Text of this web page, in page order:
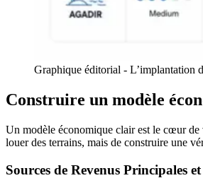
Graphique éditorial - L’implantation
Construire un modèle
Un modèle économique clair est le cœur de
louer des terrains, mais de construire une
Sources de Revenus Principales